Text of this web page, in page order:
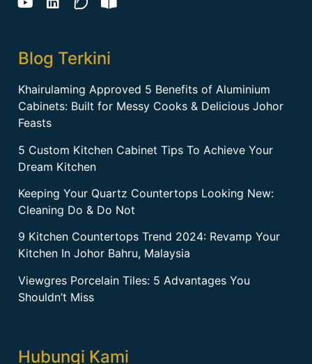
Blog Terkini
Khairulaming Approved 5 Benefits of Aluminium
Cabinets: Built for Messy Cooks & Delicious Johor
Feasts
5 Custom Kitchen Cabinet Tips To Achieve Your
Dream Kitchen
Keeping Your Quartz Countertops Looking New:
Cleaning Do & Do Not
9 Kitchen Countertops Trend 2024: Revamp Your
Kitchen In Johor Bahru, Malaysia
Viewgres Porcelain Tiles: 5 Advantages You
Shouldn’t Miss
Hubungi Kami